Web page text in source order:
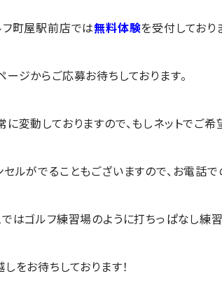
フ町屋駅前店では無料体験を受付しており
ジからご応募お待ちしております。
に変動しておりますので、もしネットでご
ルがでることもございますので、お電話
はゴルフ練習場のように打ちっぱなし練
をお待ちしております！